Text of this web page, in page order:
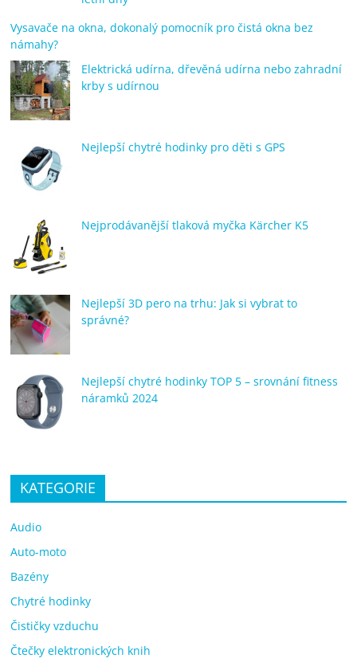
Vysavače na okna, dokonalý pomocník pro čistá okna bez
námahy?
Elektrická udírna, dřevěná udírna nebo zahradní
krby s udírnou
Nejlepší chytré hodinky pro děti s GPS
Nejprodávanější tlaková myčka Kärcher K5
Nejlepší 3D pero na trhu: Jak si vybrat to
správné?
Nejlepší chytré hodinky TOP 5 – srovnání fitness
náramků 2024
KATEGORIE
Audio
Auto-moto
Bazény
Chytré hodinky
Čističky vzduchu
Čtečky elektronických knih